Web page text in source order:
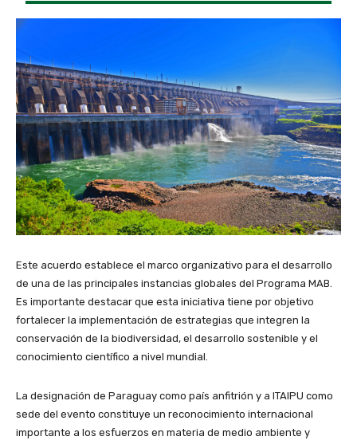
Este acuerdo establece el marco organizativo para el desarrollo
de una de las principales instancias globales del Programa MAB.
Es importante destacar que esta iniciativa tiene por objetivo
fortalecer la implementación de estrategias que integren la
conservación de la biodiversidad, el desarrollo sostenible y el
conocimiento científico a nivel mundial.
La designación de Paraguay como país anfitrión y a ITAIPU como
sede del evento constituye un reconocimiento internacional
importante a los esfuerzos en materia de medio ambiente y